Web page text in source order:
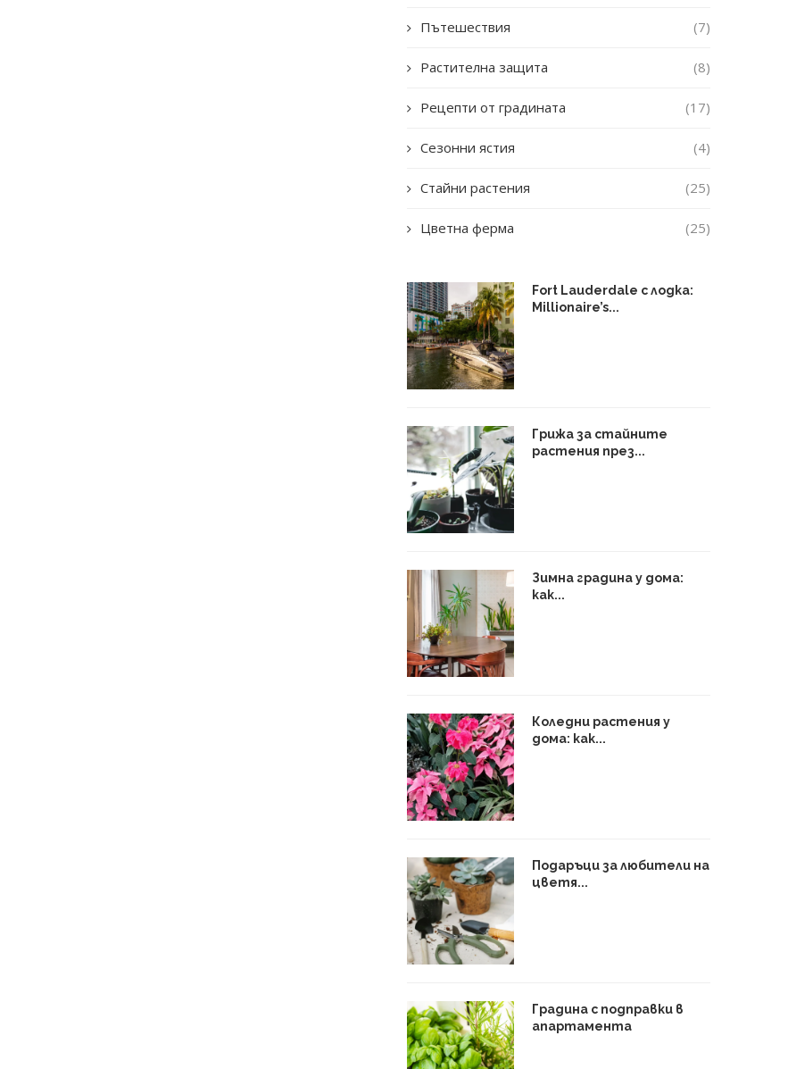
Пътешествия (7)
Растителна защита (8)
Рецепти от градината (17)
Сезонни ястия (4)
Стайни растения (25)
Цветна ферма (25)
Fort Lauderdale с лодка:
Millionaire’s...
Грижа за стайните
растения през...
Зимна градина у дома:
как...
Коледни растения у
дома: как...
Подаръци за любители на
цветя...
Градина с подправки в
апартамента